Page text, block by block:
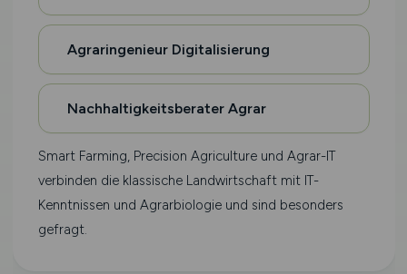
Agraringenieur Digitalisierung
Nachhaltigkeitsberater Agrar
Smart Farming, Precision Agriculture und Agrar-IT
verbinden die klassische Landwirtschaft mit IT-
Kenntnissen und Agrarbiologie und sind besonders
gefragt.